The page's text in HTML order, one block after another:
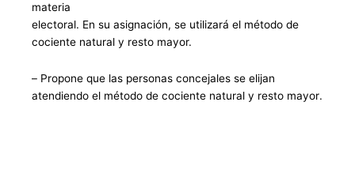
materia
electoral. En su asignación, se utilizará el método de
cociente natural y resto mayor.
– Propone que las personas concejales se elijan
atendiendo el método de cociente natural y resto mayor.